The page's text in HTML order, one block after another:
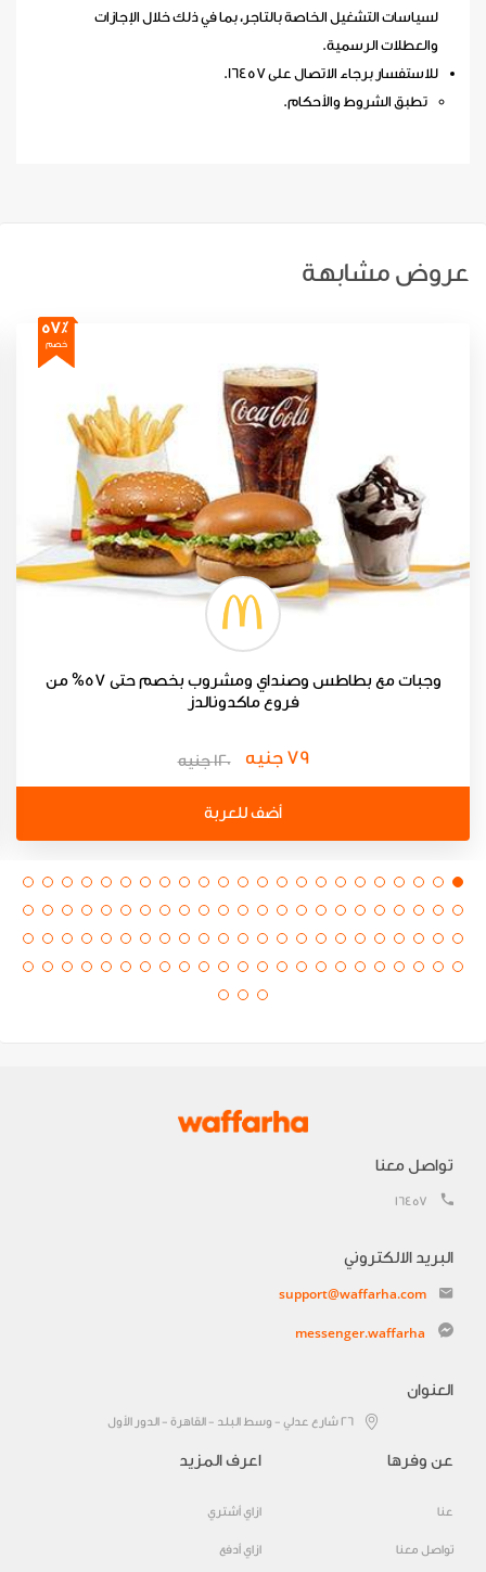
لسياسات التشغيل الخاصة بالتاجر، بما في ذلك خلال الإجازات
والعطلات الرسمية.
للاستفسار برجاء الاتصال على 16457.
تطبق الشروط والأحكام.
عروض مشابهة
57٪
خصم
وجبات مع بطاطس وصنداي ومشروب بخصم حتى 57% من
فروع ماكدونالدز
79 جنيه 120 جنيه
أضف للعربة
تواصل معنا
16457
البريد الالكتروني
support@waffarha.com
messenger.waffarha
العنوان
٢٦ شارع عدلي - وسط البلد - القاهرة - الدور الأول
عن وفرها
عنا
تواصل معنا
اعرف المزيد
ازاي أشتري
ازاي أدفع